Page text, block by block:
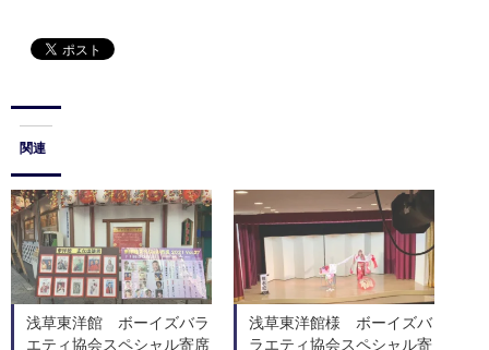
関連
浅草東洋館 ボーイズバラ
エティ協会スペシャル寄席
浅草東洋館様 ボーイズバ
ラエティ協会スペシャル寄